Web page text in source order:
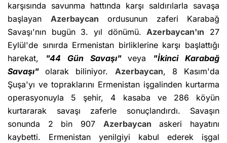
karşısında savunma hattında karşı saldırılarla savaşa
başlayan Azerbaycan ordusunun zaferi Karabağ
Savaşı'nın bugün 3. yıl dönümü.Azerbaycan'ın 27
Eylül'de sınırda Ermenistan birliklerine karşı başlattığı
harekat,
"44 Gün Savaşı"veya "İkinci Karabağ
Savaşı"olarak biliniyor. Azerbaycan, 8 Kasım'da
Şuşa'yı ve topraklarını Ermenistan işgalinden kurtarma
operasyonuyla 5 şehir, 4 kasaba ve 286 köyün
kurtararak savaşı zaferle sonuçlandırdı. Savaşın
sonunda 2 bin 907 Azerbaycan askeri hayatını
kaybetti. Ermenistan yenilgiyi kabul ederek işgal